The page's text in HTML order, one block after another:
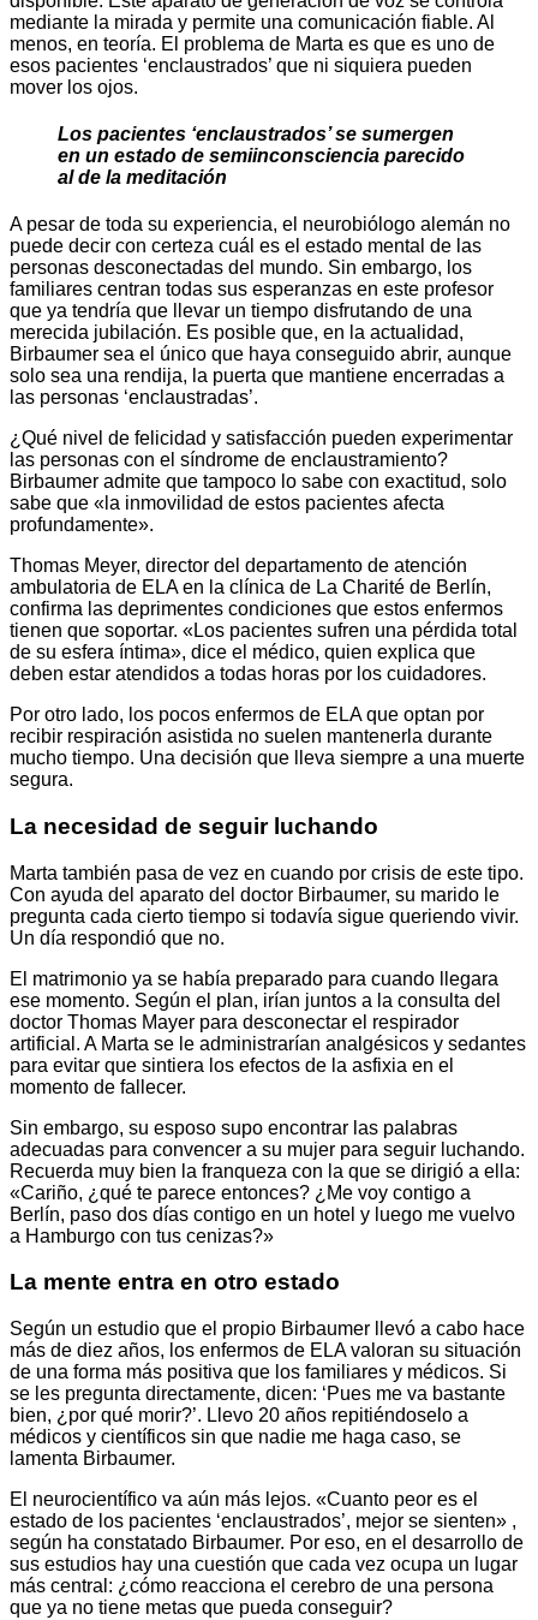
mediante la mirada y permite una comunicación fiable. Al
menos, en teoría. El problema de Marta es que es uno de
esos pacientes ‘enclaustrados’ que ni siquiera pueden
mover los ojos.
Los pacientes ‘enclaustrados’ se sumergen
en un estado de semiinconsciencia parecido
al de la meditación
A pesar de toda su experiencia, el neurobiólogo alemán no
puede decir con certeza cuál es el estado mental de las
personas desconectadas del mundo. Sin embargo, los
familiares centran todas sus esperanzas en este profesor
que ya tendría que llevar un tiempo disfrutando de una
merecida jubilación. Es posible que, en la actualidad,
Birbaumer sea el único que haya conseguido abrir, aunque
solo sea una rendija, la puerta que mantiene encerradas a
las personas ‘enclaustradas’.
¿Qué nivel de felicidad y satisfacción pueden experimentar
las personas con el síndrome de enclaustramiento?
Birbaumer admite que tampoco lo sabe con exactitud, solo
sabe que «la inmovilidad de estos pacientes afecta
profundamente».
Thomas Meyer, director del departamento de atención
ambulatoria de ELA en la clínica de La Charité de Berlín,
confirma las deprimentes condiciones que estos enfermos
tienen que soportar. «Los pacientes sufren una pérdida total
de su esfera íntima», dice el médico, quien explica que
deben estar atendidos a todas horas por los cuidadores.
Por otro lado, los pocos enfermos de ELA que optan por
recibir respiración asistida no suelen mantenerla durante
mucho tiempo. Una decisión que lleva siempre a una muerte
segura.
La necesidad de seguir luchando
Marta también pasa de vez en cuando por crisis de este tipo.
Con ayuda del aparato del doctor Birbaumer, su marido le
pregunta cada cierto tiempo si todavía sigue queriendo vivir.
Un día respondió que no.
El matrimonio ya se había preparado para cuando llegara
ese momento. Según el plan, irían juntos a la consulta del
doctor Thomas Mayer para desconectar el respirador
artificial. A Marta se le administrarían analgésicos y sedantes
para evitar que sintiera los efectos de la asfixia en el
momento de fallecer.
Sin embargo, su esposo supo encontrar las palabras
adecuadas para convencer a su mujer para seguir luchando.
Recuerda muy bien la franqueza con la que se dirigió a ella:
«Cariño, ¿qué te parece entonces? ¿Me voy contigo a
Berlín, paso dos días contigo en un hotel y luego me vuelvo
a Hamburgo con tus cenizas?»
La mente entra en otro estado
Según un estudio que el propio Birbaumer llevó a cabo hace
más de diez años, los enfermos de ELA valoran su situación
de una forma más positiva que los familiares y médicos. Si
se les pregunta directamente, dicen: ‘Pues me va bastante
bien, ¿por qué morir?’. Llevo 20 años repitiéndoselo a
médicos y científicos sin que nadie me haga caso, se
lamenta Birbaumer.
El neurocientífico va aún más lejos. «Cuanto peor es el
estado de los pacientes ‘enclaustrados’, mejor se sienten» ,
según ha constatado Birbaumer. Por eso, en el desarrollo de
sus estudios hay una cuestión que cada vez ocupa un lugar
más central: ¿cómo reacciona el cerebro de una persona
que ya no tiene metas que pueda conseguir?